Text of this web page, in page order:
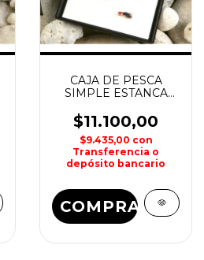
CAJA DE PESCA
SIMPLE ESTANCA
WATERDOG
$11.100,00
$9.435,00 con
Transferencia o
depósito bancario
COMPRAR